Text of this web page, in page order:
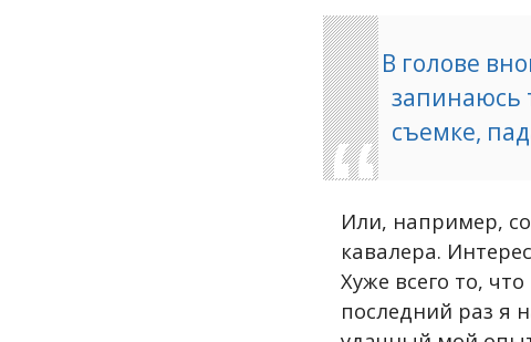
В голове
запинаюсь
съемке,
Или, например,
кавалера.
Хуже всего то,
последний раз я